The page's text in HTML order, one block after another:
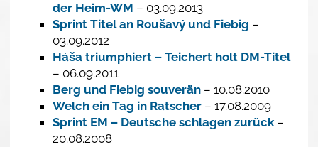
der Heim-WM – 03.09.2013
Sprint Titel an Roušavý und Fiebig –
03.09.2012
Háša triumphiert – Teichert holt DM-Titel
– 06.09.2011
Berg und Fiebig souverän– 10.08.2010
Welch ein Tag in Ratscher– 17.08.2009
Sprint EM – Deutsche schlagen zurück–
20.08.2008